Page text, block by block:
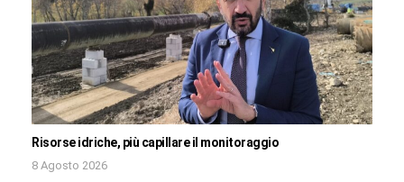
Risorse idriche, più capillare il monitoraggio
8 Agosto 2026